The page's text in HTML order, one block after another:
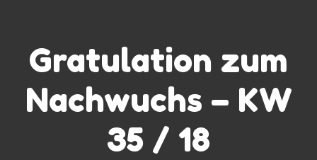
Gratulation zum
Nachwuchs – KW
35 / 18